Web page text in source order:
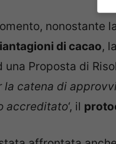
nonostante la
di cacao,
una Proposta di
catena di
accreditato‘, il